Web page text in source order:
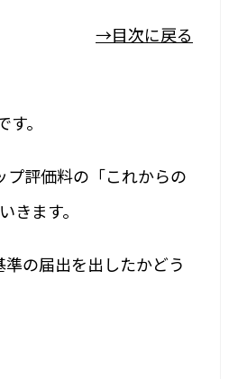
→目次に戻る
。
評価料の「これからの
きます。
の届出を出したかどう